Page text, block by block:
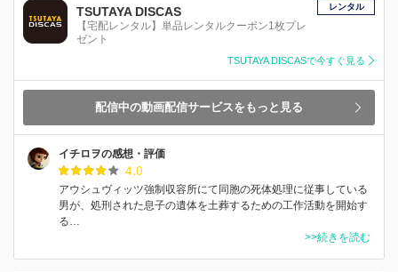
TSUTAYA DISCAS
【宅配レンタル】単品レンタルクーポン1枚プレ
ゼント
レンタル
TSUTAYA DISCASで今すぐ見る
配信中の動画配信サービスをもっと見る
イチロヲの感想・評価
4.0
アウシュヴィッツ強制収容所にて同胞の死体処理に従事している
男が、処刑された息子の遺体を土葬するための工作活動を開始す
る…
>>続きを読む